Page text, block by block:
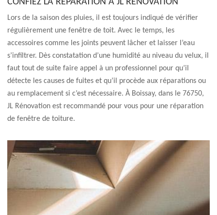
CONFIEZ LA RÉPARATION À JL RÉNOVATION
Lors de la saison des pluies, il est toujours indiqué de vérifier
régulièrement une fenêtre de toit. Avec le temps, les
accessoires comme les joints peuvent lâcher et laisser l’eau
s’infiltrer. Dès constatation d’une humidité au niveau du velux, il
faut tout de suite faire appel à un professionnel pour qu’il
détecte les causes de fuites et qu’il procède aux réparations ou
au remplacement si c’est nécessaire. À Boissay, dans le 76750,
JL Rénovation est recommandé pour vous pour une réparation
de fenêtre de toiture.